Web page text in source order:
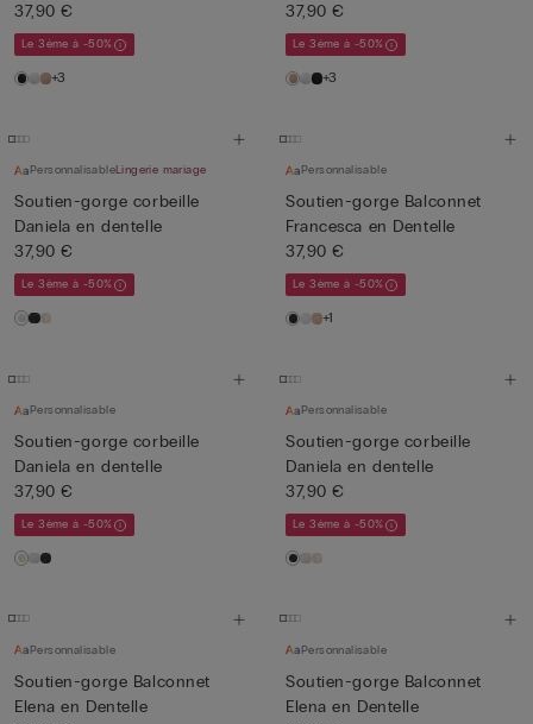
37,90 €
Le 3ème à -50%
+3
37,90 €
Le 3ème à -50%
+3
PersonnalisableLingerie mariage
Soutien-gorge corbeille
Daniela en dentelle
37,90 €
Le 3ème à -50%
Personnalisable
Soutien-gorge Balconnet
Francesca en Dentelle
37,90 €
Le 3ème à -50%
+1
Personnalisable
Soutien-gorge corbeille
Daniela en dentelle
37,90 €
Le 3ème à -50%
Personnalisable
Soutien-gorge corbeille
Daniela en dentelle
37,90 €
Le 3ème à -50%
Personnalisable
Soutien-gorge Balconnet
Elena en Dentelle
Personnalisable
Soutien-gorge Balconnet
Elena en Dentelle